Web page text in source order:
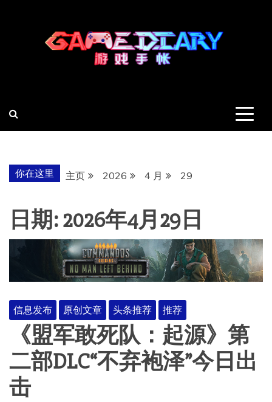
你在这里 主页 2026 4 月 29
日期:2026年4月29日
信息发布 原创文章 头条推荐 推荐
《盟军敢死队：起源》第
二部DLC“不弃袍泽”今日出
击